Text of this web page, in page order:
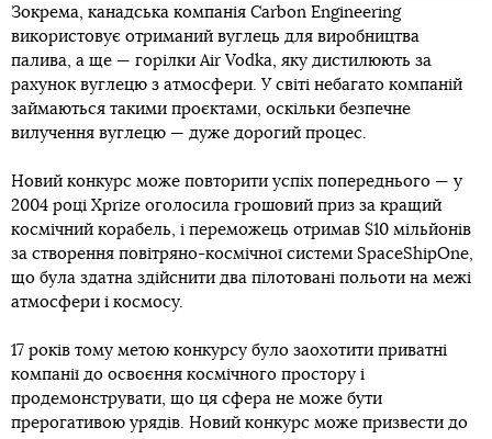
Зокрема, канадська компанія Carbon Engineering
використовує отриманий вуглець для виробництва
палива, а ще — горілки Air Vodka, яку дистилюють за
рахунок вуглецю з атмосфери. У світі небагато компаній
займаються такими проєктами, оскільки безпечне
вилучення вуглецю — дуже дорогий процес.
Новий конкурс може повторити успіх попереднього — у
2004 році Xprize оголосила грошовий приз за кращий
космічний корабель, і переможець отримав $10 мільйонів
за створення повітряно-космічної системи SpaceShipOne,
що була здатна здійснити два пілотовані польоти на межі
атмосфери і космосу.
17 років тому метою конкурсу було заохотити приватні
компанії до освоєння космічного простору і
продемонструвати, що ця сфера не може бути
прерогативою урядів. Новий конкурс може призвести до